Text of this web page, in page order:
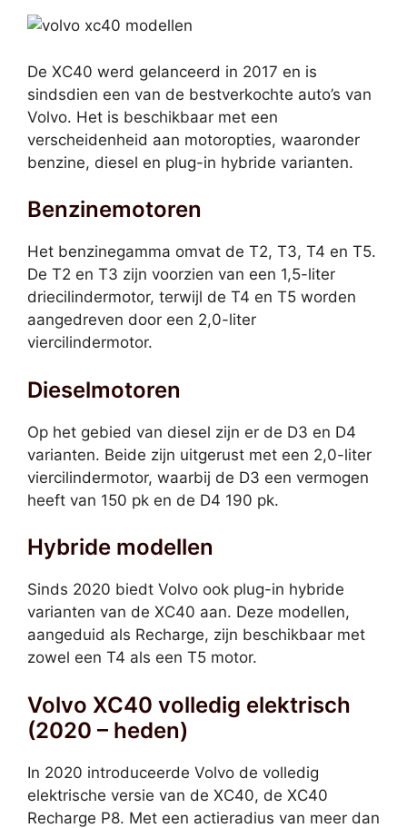
De XC40 werd gelanceerd in 2017 en is
sindsdien een van de bestverkochte auto’s van
Volvo. Het is beschikbaar met een
verscheidenheid aan motoropties, waaronder
benzine, diesel en plug-in hybride varianten.
Benzinemotoren
Het benzinegamma omvat de T2, T3, T4 en T5.
De T2 en T3 zijn voorzien van een 1,5-liter
driecilindermotor, terwijl de T4 en T5 worden
aangedreven door een 2,0-liter
viercilindermotor.
Dieselmotoren
Op het gebied van diesel zijn er de D3 en D4
varianten. Beide zijn uitgerust met een 2,0-liter
viercilindermotor, waarbij de D3 een vermogen
heeft van 150 pk en de D4 190 pk.
Hybride modellen
Sinds 2020 biedt Volvo ook plug-in hybride
varianten van de XC40 aan. Deze modellen,
aangeduid als Recharge, zijn beschikbaar met
zowel een T4 als een T5 motor.
Volvo XC40 volledig elektrisch
(2020 – heden)
In 2020 introduceerde Volvo de volledig
elektrische versie van de XC40, de XC40
Recharge P8. Met een actieradius van meer dan